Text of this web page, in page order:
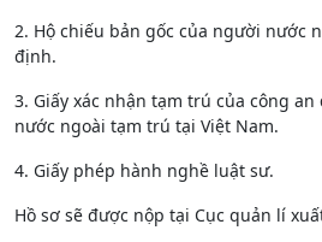
2. Hộ chiếu bản gốc của người nước
định.
3. Giấy xác nhận tạm trú của công
nước ngoài tạm trú tại Việt Nam.
4. Giấy phép hành nghề luật sư.
Hồ sơ sẽ được nộp tại Cục quản lí